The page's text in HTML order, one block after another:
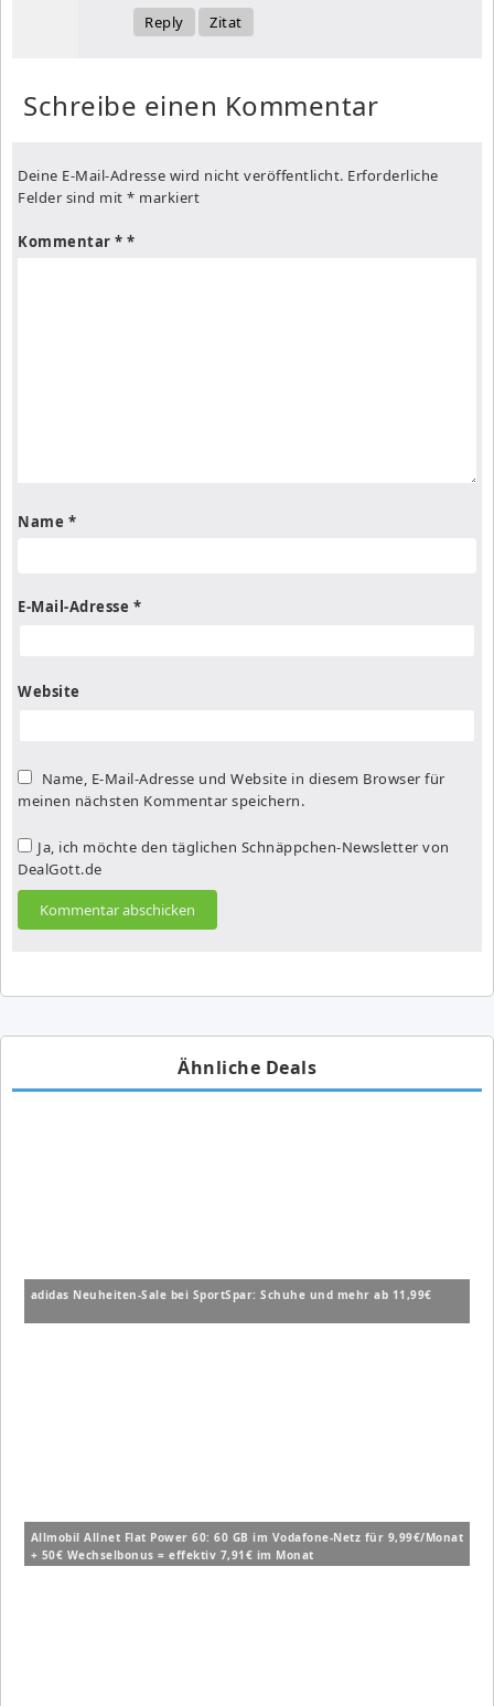
Reply Zitat
Schreibe einen Kommentar
Deine E-Mail-Adresse wird nicht veröffentlicht. Erforderliche
Felder sind mit * markiert
Kommentar *
Name *
E-Mail-Adresse *
Website
Name, E-Mail-Adresse und Website in diesem Browser für
meinen nächsten Kommentar speichern.
Ja, ich möchte den täglichen Schnäppchen-Newsletter von
DealGott.de
Ähnliche Deals
adidas Neuheiten-Sale bei SportSpar: Schuhe und mehr ab 11,99€
Allmobil Allnet Flat Power 60: 60 GB im Vodafone-Netz für 9,99€/Monat
+ 50€ Wechselbonus = effektiv 7,91€ im Monat